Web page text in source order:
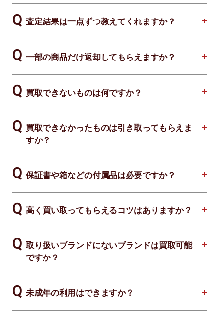
査定結果は一点ずつ教えてくれますか？
一部の商品だけ返却してもらえますか？
買取できないものは何ですか？
買取できなかったものは引き取ってもらえま
すか？
保証書や箱などの付属品は必要ですか？
高く買い取ってもらえるコツはありますか？
取り扱いブランドにないブランドは買取可能
ですか？
未成年の利用はできますか？